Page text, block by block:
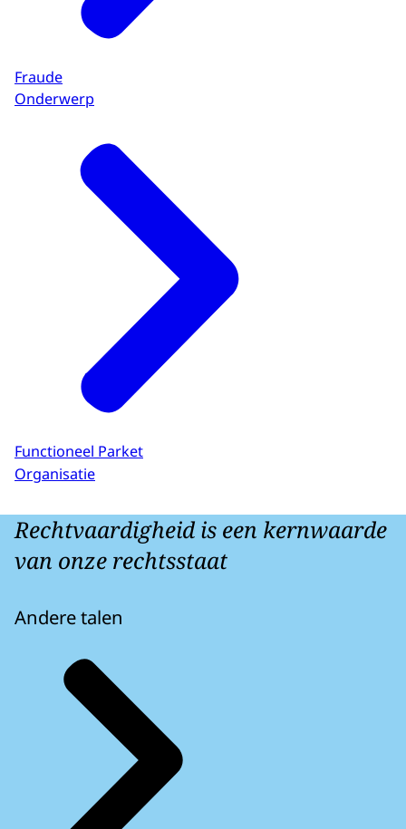
Fraude
Onderwerp
Functioneel Parket
Organisatie
Rechtvaardigheid is een kernwaarde
van onze rechtsstaat
Andere talen